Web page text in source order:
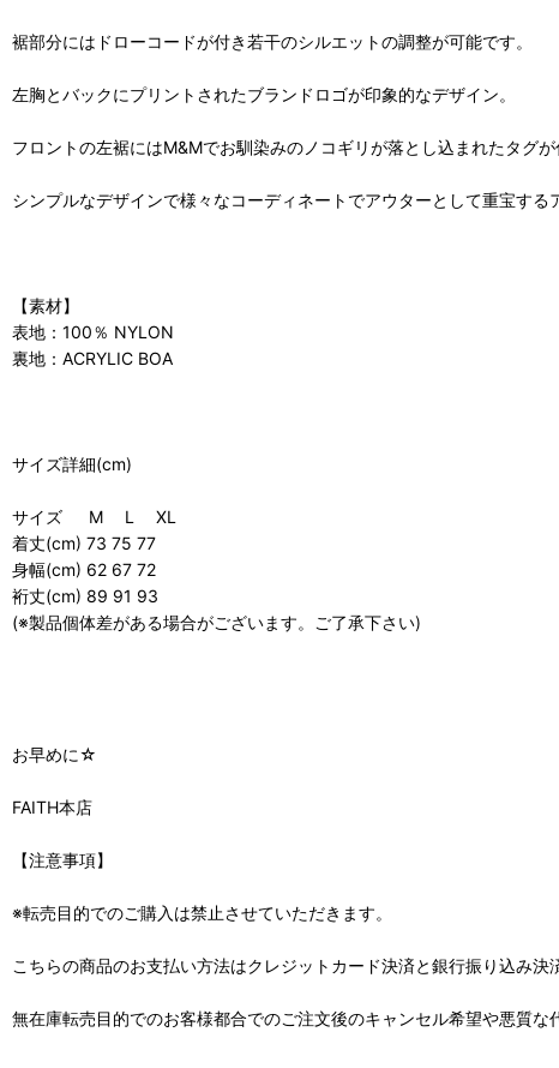
裾部分にはドローコードが付き若干のシルエットの調整が可能です。
左胸とバックにプリントされたブランドロゴが印象的なデザイン。
フロントの左裾にはM&Mでお馴染みのノコギリが落とし込まれたタグ
シンプルなデザインで様々なコーディネートでアウターとして重宝する
【素材】
表地：100％ NYLON
裏地：ACRYLIC BOA
サイズ詳細(cm)
サイズ M L XL
着丈(cm) 73 75 77
身幅(cm) 62 67 72
裄丈(cm) 89 91 93
(※製品個体差がある場合がございます。ご了承下さい)
お早めに☆
FAITH本店
【注意事項】
※転売目的でのご購入は禁止させていただきます。
こちらの商品のお支払い方法はクレジットカード決済と銀行振り込み決
無在庫転売目的でのお客様都合でのご注文後のキャンセル希望や悪質な